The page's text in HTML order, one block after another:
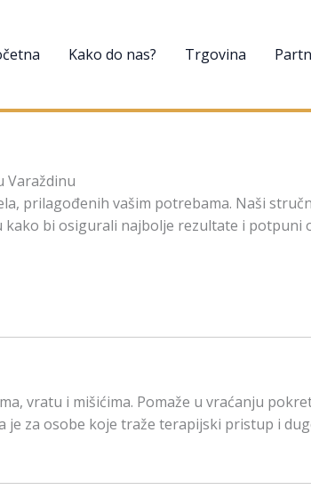
Kako do nas? Trgovina
Varaždinu
prilagođenih vašim potrebama. Naši
bi osigurali najbolje rezultate i potpuni
vratu i mišićima. Pomaže u vraćanju
je za osobe koje traže terapijski pristup i